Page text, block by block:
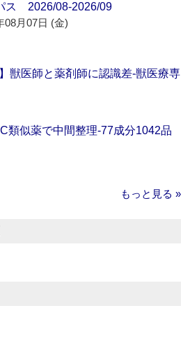
ス 2026/08-2026/09
08月07日 (金)
獣医師と薬剤師に認識差‐獣医療専
類似薬で中間整理‐77成分1042品
もっと見る »